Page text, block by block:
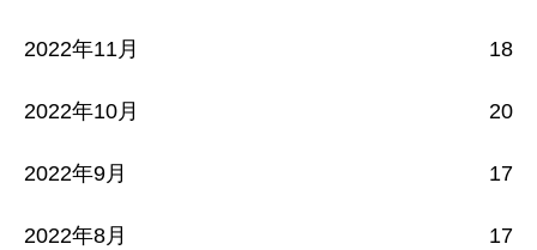
2022年11月 18
2022年10月 20
2022年9月 17
2022年8月 17